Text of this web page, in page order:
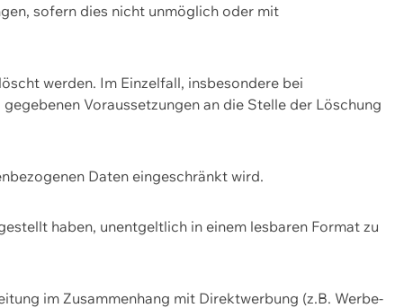
sofern dies nicht unmöglich oder mit
werden. Im Einzelfall, insbesondere bei
Voraussetzungen an die Stelle der Löschung
Daten eingeschränkt wird.
haben, unentgeltlich in einem lesbaren Format zu
im Zusammenhang mit Direktwerbung (z.B. Werbe-